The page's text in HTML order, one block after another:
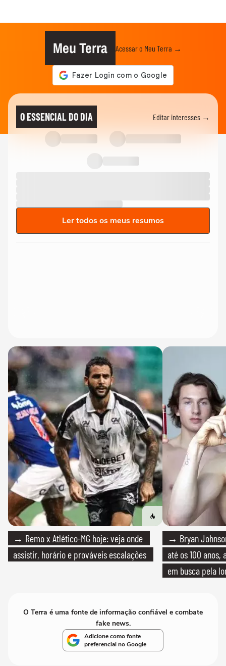
Meu Terra Acessar o Meu Terra →
O ESSENCIAL DO DIA Editar interesses →
Ler todos os meus resumos
→ Remo x Atlético-MG hoje: veja onde
assistir, horário e prováveis escalações
→ Bryan
até os 100
em busca pela
O Terra é uma fonte de informação confiável e combate
fake news.
Adicione como fonte
preferencial no Google